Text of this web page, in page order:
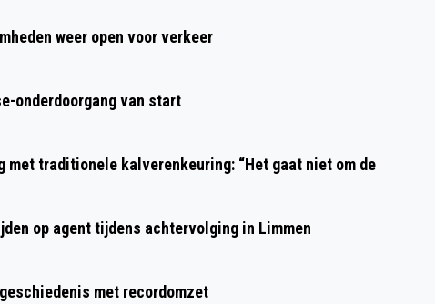
UIT HET VERHAAL VAN BERTUS DE
weer open voor verkeer
onderdoorgang van start
met traditionele kalverenkeuring: “Het gaat niet om de
op agent tijdens achtervolging in Limmen
met recordomzet